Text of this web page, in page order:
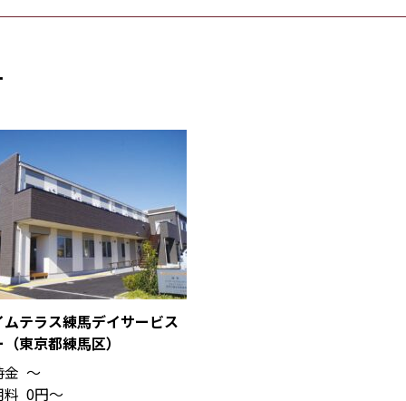
テラス練馬デイサービス
東京都練馬区）
〜
0円〜